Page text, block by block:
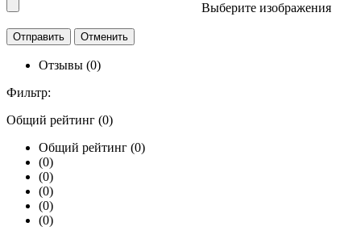
Выберите изображения
Отзывы (0)
Фильтр:
Общий рейтинг (0)
Общий рейтинг (0)
(0)
(0)
(0)
(0)
(0)